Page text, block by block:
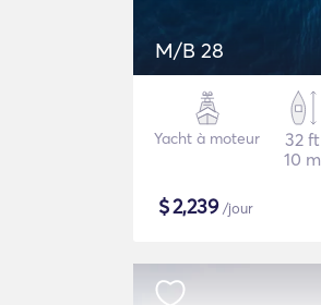
M/B 28
Yacht à moteur
32 ft
10 m
$2,239/jour